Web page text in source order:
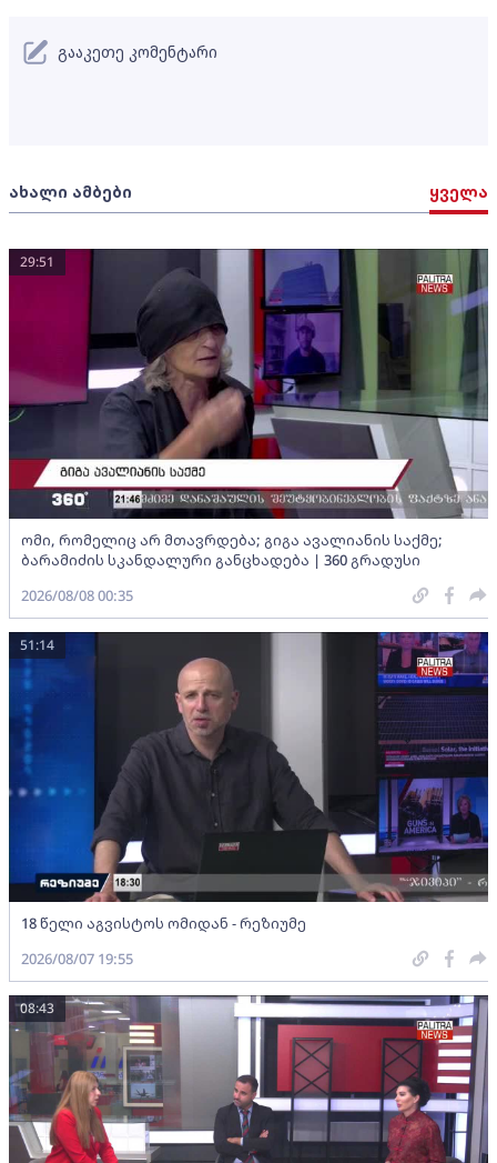
ახალი ამბები ყველა
ომი, რომელიც არ მთავრდება; გიგა ავალიანის საქმე;
ბარამიძის სკანდალური განცხადება | 360 გრადუსი
29:51
2026/08/08 00:35
18 წელი აგვისტოს ომიდან - რეზიუმე
51:14
2026/08/07 19:55
08:43
გააკეთე კომენტარი